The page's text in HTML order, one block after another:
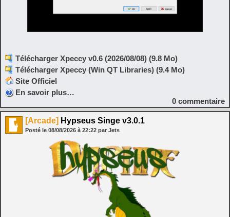
Télécharger Xpeccy v0.6 (2026/08/08) (9.8 Mo)
Télécharger Xpeccy (Win QT Libraries) (9.4 Mo)
Site Officiel
En savoir plus…
0 commentaire
[Arcade] Hypseus Singe v3.0.1
Posté le 08/08/2026 à 22:22 par Jets